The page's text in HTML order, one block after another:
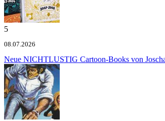
5
08.07.2026
Neue NICHTLUSTIG Cartoon-Books von